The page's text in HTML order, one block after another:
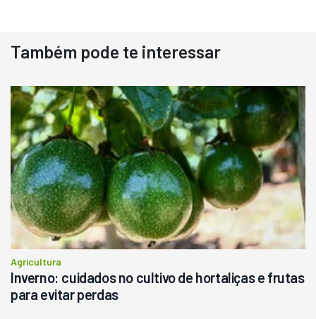
Pá Carregadeira Cat 966
Ano 1987
R$ 145.000
Consultar
Também pode te interessar
Agricultura
Inverno: cuidados no cultivo de hortaliças e frutas
para evitar perdas